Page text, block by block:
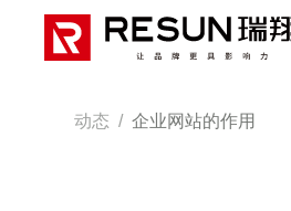
动态 /企业网站的作用